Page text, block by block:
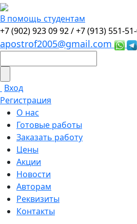
В помощь студентам
+7 (902) 923 09 92 /+7 (913) 551-
apostrof2005@gmail.com
Вход
Регистрация
О нас
Готовые работы
Заказать работу
Цены
Акции
Новости
Авторам
Реквизиты
Контакты